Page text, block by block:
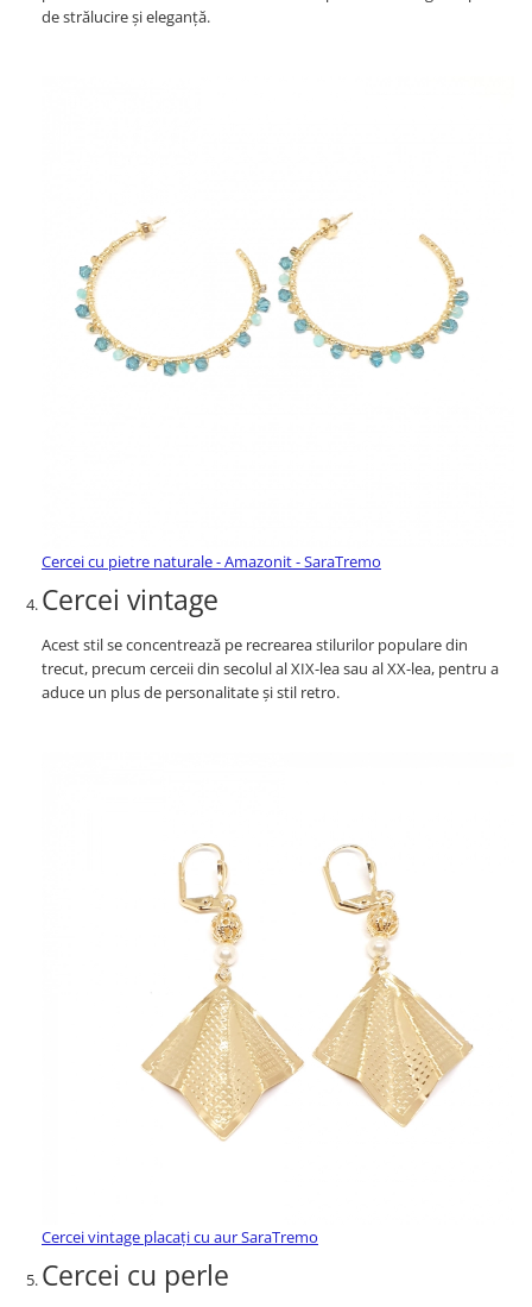
de strălucire și eleganță.
Cercei cu pietre naturale - Amazonit - SaraTremo
Cercei vintage
Acest stil se concentrează pe recrearea stilurilor populare din
trecut, precum cerceii din secolul al XIX-lea sau al XX-lea, pentru a
aduce un plus de personalitate și stil retro.
Cercei vintage placați cu aur SaraTremo
Cercei cu perle